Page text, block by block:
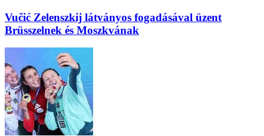
Vučić Zelenszkij látványos fogadásával üzent
Brüsszelnek és Moszkvának